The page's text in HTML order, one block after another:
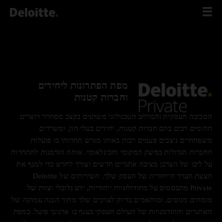
לתוכן
מפת הפתרונות ליחידים
וחברות קטנות
הסביבה העסקית והמרחב הטכנולוגי משתנים בקצב מסחרר ויוצרים
תחומים רבים בהם חברות קטנות, יחידים בעלי הון, ומשרדים
משפחתיים ניצבים פעמים רבות באותו מגרש תחרותי בו פועלות
החברות הגדולות במשק המקומי והבינלאומי. אותה הזדמנות להתחרות
על ליבו של הצרכן מציבה אתגרים חדשים וצורך לחדש כדי למנף את
הצעת הערך הייחודית של העסק שלך. השירותים של Deloitte
Private מתבססים על מתודולוגיות ייחודיות, ידע גלובלי וצוות של
מומחים מנוסים, ומותאמים בדיוק לצרכים שלך מתוך הבנה עמוקה של
האתגרים וההזדמנויות של העולם העסקי בענף בו ארגונך פועל. במפת